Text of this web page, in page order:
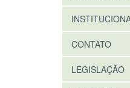
CONTATO
LEGISLAÇÃO